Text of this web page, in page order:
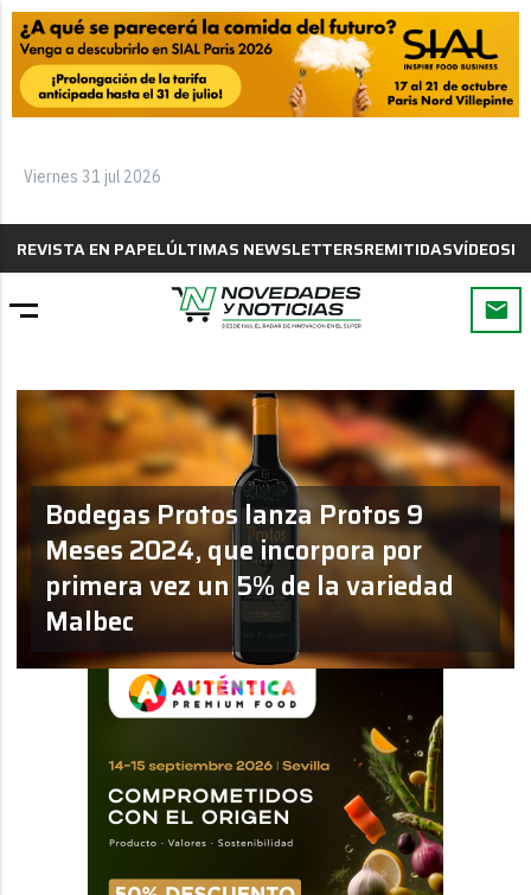
Viernes 31 jul 2026
REVISTA EN PAPELÚLTIMAS NEWSLETTERSREMITIDASVÍDEOS
Bodegas Protos lanza Protos 9
Meses 2024, que incorpora por
primera vez un 5% de la variedad
Malbec